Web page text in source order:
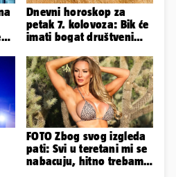
Dnevni horoskop za
petak 7. kolovoza: Bik će
imati bogat društveni
FOTO Zbog svog izgleda
pati: Svi u teretani mi se
nabacuju, hitno trebam